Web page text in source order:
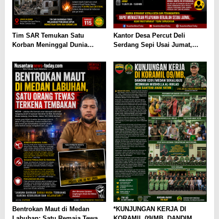
Tim SAR Temukan Satu
Korban Meninggal Dunia
Kompleks Grand Polonia
Medan
Kantor Desa Percut Deli
Serdang Sepi Usai Jumat,
Terhambat
Bentrokan Maut di Medan
*KUNJUNGAN KERJA DI